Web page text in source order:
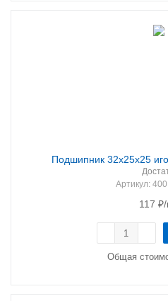
Подшипник 32х25х25
Артикул:
117 ₽
Общая